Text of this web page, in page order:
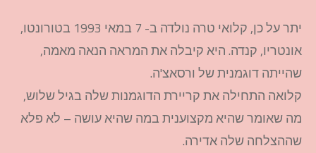
יתר על כן, קלואי טרה נולדה ב- 7 במאי 1993 בטורונטו,
אונטריו, קנדה. היא קיבלה את המראה הנאה מאמה,
שהייתה דוגמנית של ורסאצ'ה.
קלואה התחילה את קריירת הדוגמנות שלה בגיל שלוש,
מה שאומר שהיא מקצוענית במה שהיא עושה – לא פלא
שההצלחה שלה אדירה.